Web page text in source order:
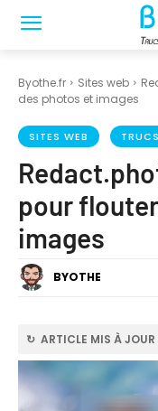
Byothe.fr Sites web
des photos et images
SITES WEB
pour
images
BYOTHE
↻ ARTICLE MIS À JOUR